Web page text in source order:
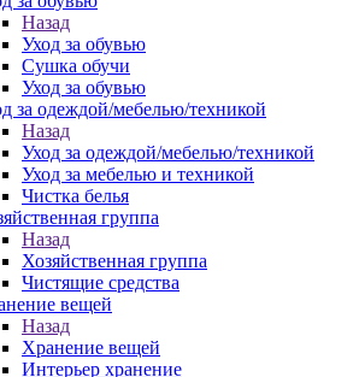
Назад
Уход за обувью
Сушка обучи
Уход за обувью
за одеждой/мебелью/техникой
Назад
Уход за одеждой/мебелью/техникой
Уход за мебелью и техникой
Чистка белья
группа
Назад
Хозяйственная группа
Чистящие средства
вещей
Назад
Хранение вещей
Интерьер хранение